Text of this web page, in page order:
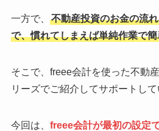
一方で、
不動産投資のお金の流
で、慣れてしまえば単純作業で簡
そこで、freee会計を使った不動
リーズでご紹介してサポートして
今回は、 freee会計が最初の設定